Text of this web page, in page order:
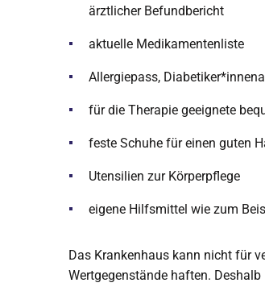
ärztlicher Befundbericht
aktuelle Medikamentenliste
Allergiepass,
für die Therapie geeignete
feste Schuhe für einen guten
Utensilien zur Körperpflege
eigene Hilfsmittel wie zum
Das Krankenhaus kann nicht für
Wertgegenstände haften.